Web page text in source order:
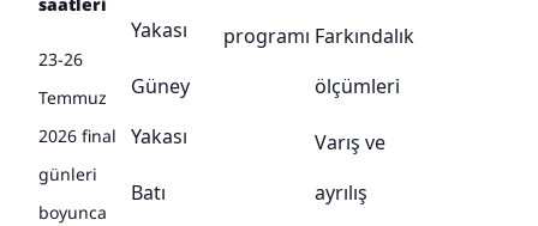
23-26
Temmuz
2026 final
günleri
boyunca
Yakası
Güney
Yakası
Batı
programı Farkındalık
ölçümleri
Varış ve
ayrılış